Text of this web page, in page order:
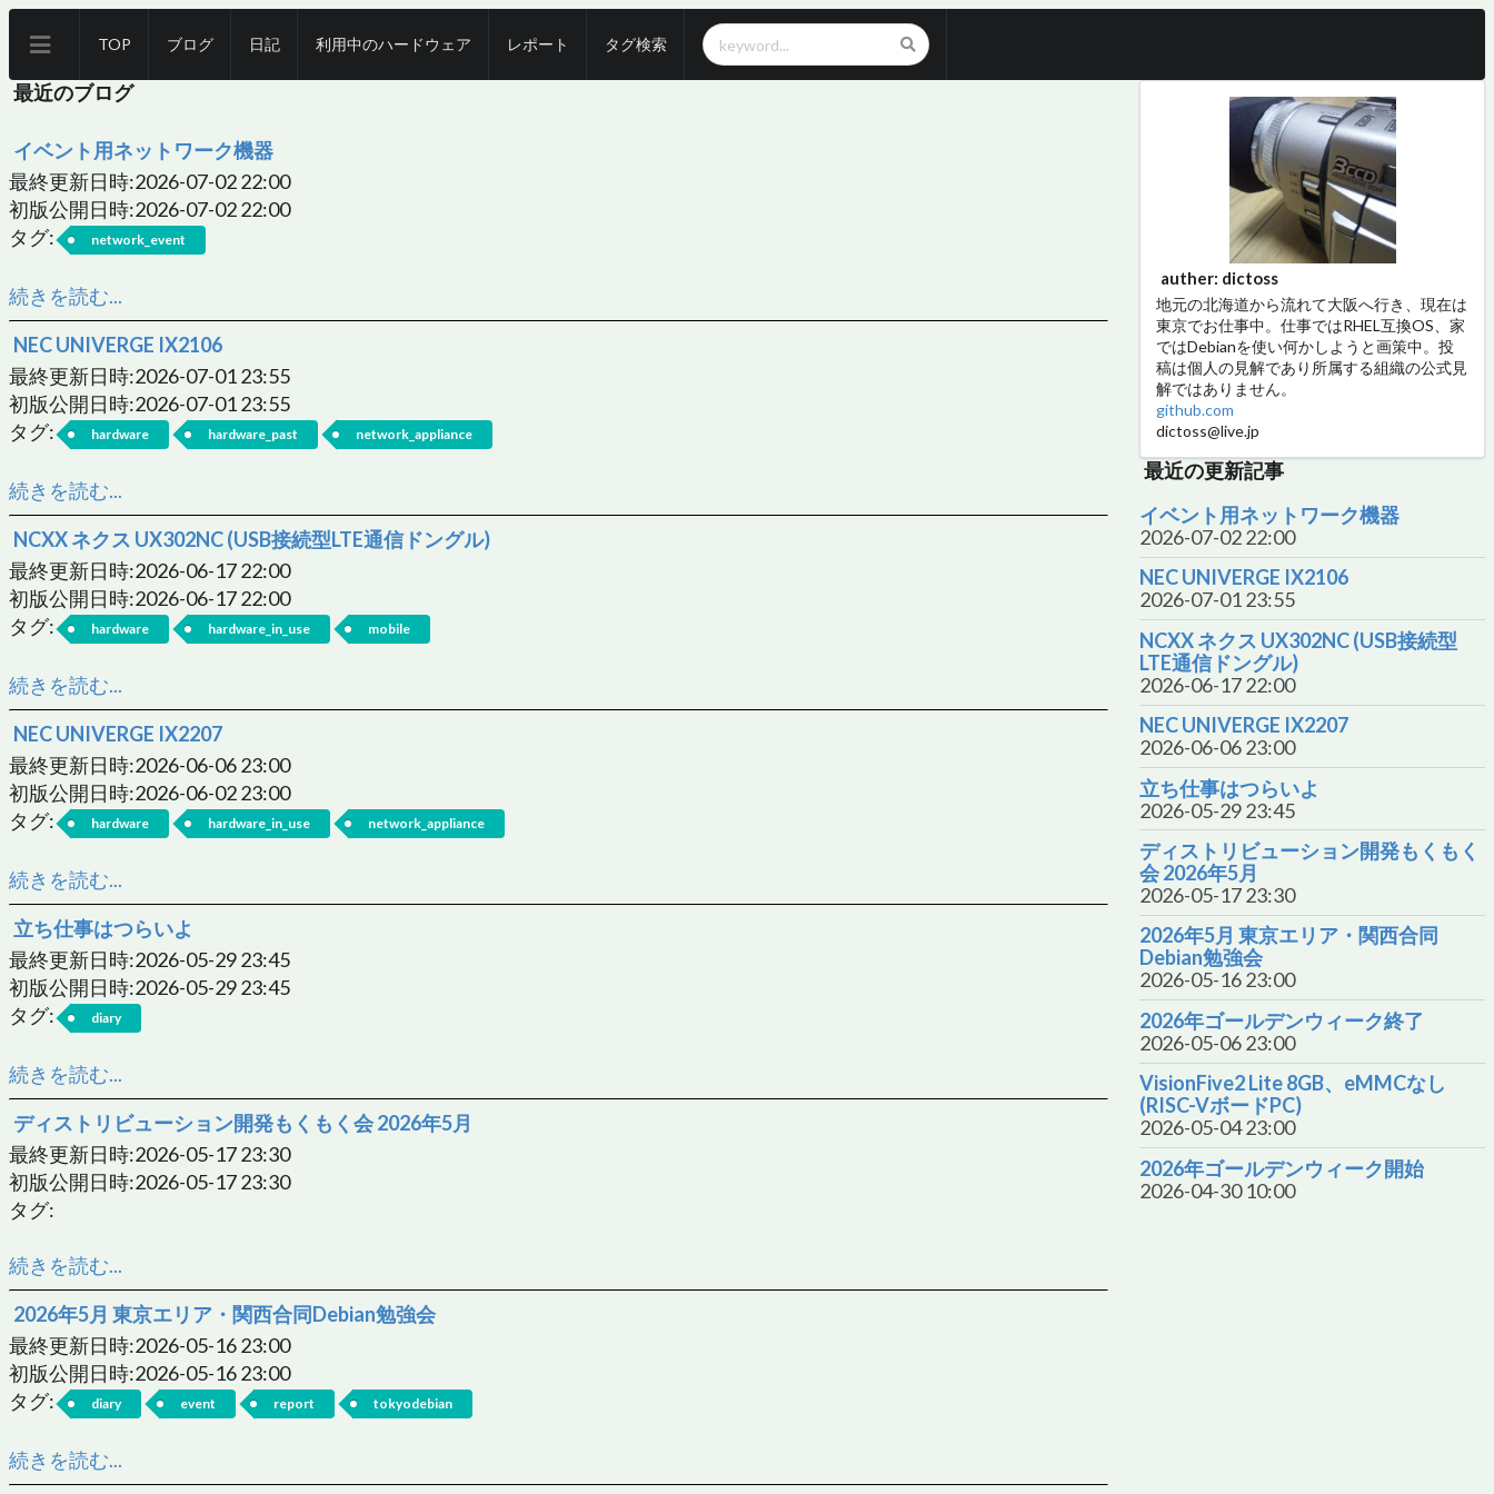
TOP ブログ 日記 利用中のハードウェア レポート タグ検索
最近のブログ
イベント用ネットワーク機器
最終更新日時:2026-07-02 22:00
初版公開日時:2026-07-02 22:00
タグ:
network_event
続きを読む...
NEC UNIVERGE IX2106
最終更新日時:2026-07-01 23:55
初版公開日時:2026-07-01 23:55
タグ:
hardware hardware_past network_appliance
続きを読む...
NCXX ネクス UX302NC (USB接続型LTE通信ドングル)
最終更新日時:2026-06-17 22:00
初版公開日時:2026-06-17 22:00
タグ:
hardware hardware_in_use mobile
続きを読む...
NEC UNIVERGE IX2207
最終更新日時:2026-06-06 23:00
初版公開日時:2026-06-02 23:00
タグ:
hardware hardware_in_use network_appliance
続きを読む...
立ち仕事はつらいよ
最終更新日時:2026-05-29 23:45
初版公開日時:2026-05-29 23:45
タグ:
diary
続きを読む...
ディストリビューション開発もくもく会 2026年5月
最終更新日時:2026-05-17 23:30
初版公開日時:2026-05-17 23:30
タグ:
続きを読む...
2026年5月 東京エリア・関西合同Debian勉強会
最終更新日時:2026-05-16 23:00
初版公開日時:2026-05-16 23:00
タグ:
diary event report tokyodebian
続きを読む...
auther: dictoss
地元の北海道から流れて大阪へ行き、現在は
東京でお仕事中。仕事ではRHEL互換OS、家
ではDebianを使い何かしようと画策中。投
稿は個人の見解であり所属する組織の公式見
解ではありません。
github.com
dictoss@live.jp
最近の更新記事
イベント用ネットワーク機器
2026-07-02 22:00
NEC UNIVERGE IX2106
2026-07-01 23:55
NCXX ネクス UX302NC (USB接続型
LTE通信ドングル)
2026-06-17 22:00
NEC UNIVERGE IX2207
2026-06-06 23:00
立ち仕事はつらいよ
2026-05-29 23:45
ディストリビューション開発もくもく
会 2026年5月
2026-05-17 23:30
2026年5月 東京エリア・関西合同
Debian勉強会
2026-05-16 23:00
2026年ゴールデンウィーク終了
2026-05-06 23:00
VisionFive2 Lite 8GB、eMMCなし
(RISC-VボードPC)
2026-05-04 23:00
2026年ゴールデンウィーク開始
2026-04-30 10:00